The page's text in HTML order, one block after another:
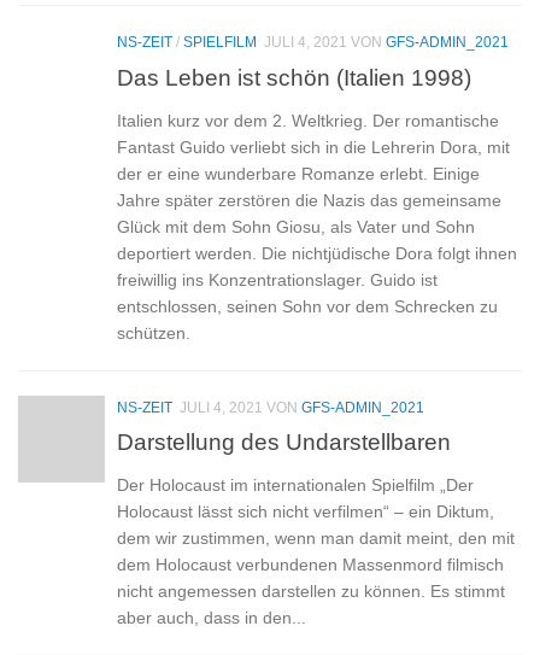
NS-ZEIT / SPIELFILM JULI 4, 2021 VON GFS-ADMIN_2021
Das Leben ist schön (Italien 1998)
Italien kurz vor dem 2. Weltkrieg. Der romantische
Fantast Guido verliebt sich in die Lehrerin Dora, mit
der er eine wunderbare Romanze erlebt. Einige
Jahre später zerstören die Nazis das gemeinsame
Glück mit dem Sohn Giosu, als Vater und Sohn
deportiert werden. Die nichtjüdische Dora folgt ihnen
freiwillig ins Konzentrationslager. Guido ist
entschlossen, seinen Sohn vor dem Schrecken zu
schützen.
NS-ZEIT JULI 4, 2021 VON GFS-ADMIN_2021
Darstellung des Undarstellbaren
Der Holocaust im internationalen Spielfilm „Der
Holocaust lässt sich nicht verfilmen“ – ein Diktum,
dem wir zustimmen, wenn man damit meint, den mit
dem Holocaust verbundenen Massenmord filmisch
nicht angemessen darstellen zu können. Es stimmt
aber auch, dass in den...